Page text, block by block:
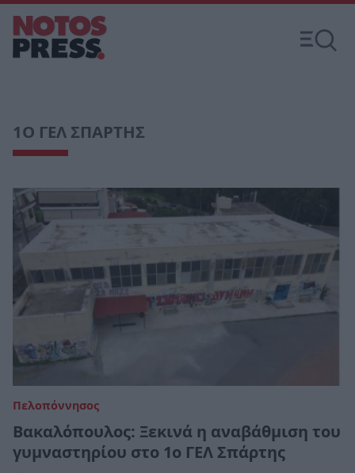
1Ο ΓΕΛ ΣΠΑΡΤΗΣ
Πελοπόννησος
Βακαλόπουλος: Ξεκινά η αναβάθμιση του
γυμναστηρίου στο 1ο ΓΕΛ Σπάρτης